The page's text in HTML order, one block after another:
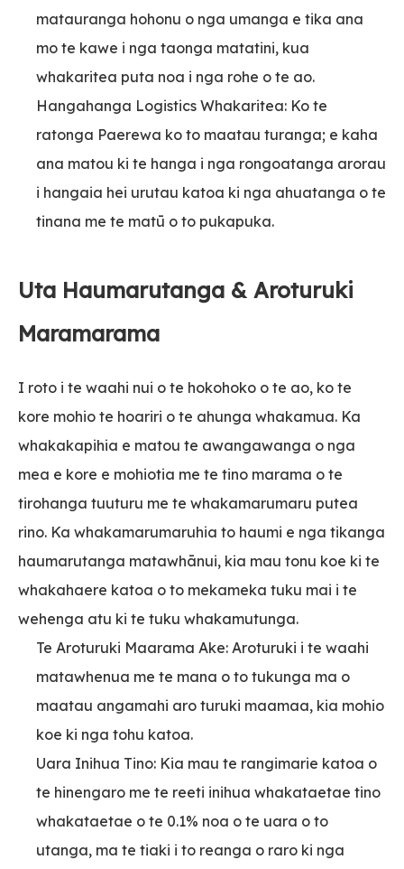
matauranga hohonu o nga umanga e tika ana
mo te kawe i nga taonga matatini, kua
whakaritea puta noa i nga rohe o te ao.
Hangahanga Logistics Whakaritea: Ko te
ratonga Paerewa ko to maatau turanga; e kaha
ana matou ki te hanga i nga rongoatanga arorau
i hangaia hei urutau katoa ki nga ahuatanga o te
tinana me te matū o to pukapuka.
Uta Haumarutanga & Aroturuki
Maramarama
I roto i te waahi nui o te hokohoko o te ao, ko te
kore mohio te hoariri o te ahunga whakamua. Ka
whakakapihia e matou te awangawanga o nga
mea e kore e mohiotia me te tino marama o te
tirohanga tuuturu me te whakamarumaru putea
rino. Ka whakamarumaruhia to haumi e nga tikanga
haumarutanga matawhānui, kia mau tonu koe ki te
whakahaere katoa o to mekameka tuku mai i te
wehenga atu ki te tuku whakamutunga.
Te Aroturuki Maarama Ake: Aroturuki i te waahi
matawhenua me te mana o to tukunga ma o
maatau angamahi aro turuki maamaa, kia mohio
koe ki nga tohu katoa.
Uara Inihua Tino: Kia mau te rangimarie katoa o
te hinengaro me te reeti inihua whakataetae tino
whakataetae o te 0.1% noa o te uara o to
utanga, ma te tiaki i to reanga o raro ki nga